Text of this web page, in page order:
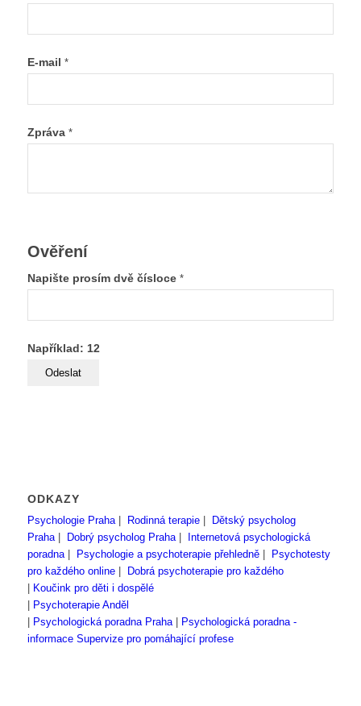
E-mail *
Zpráva *
Ověření
Napište prosím dvě čísloce *
Například: 12
ODKAZY
Psychologie Praha| Rodinná terapie|
Dětský psycholog
Praha| Dobrý psycholog Praha|
Internetová psychologická
poradna| Psychologie a psychoterapie přehledně|
Psychotesty
pro každého online|
Dobrá psychoterapie pro každého
Koučink pro děti i dospělé
Psychoterapie Anděl
Psychologická poradna Praha|
Psychologická poradna -
informace Supervize pro pomáhající profese